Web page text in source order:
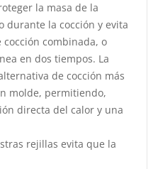
la masa de la
durante la cocción y evita
cocción combinada, o
en dos tiempos. La
de cocción más
molde, permitiendo,
directa del calor y una
rejillas evita que la